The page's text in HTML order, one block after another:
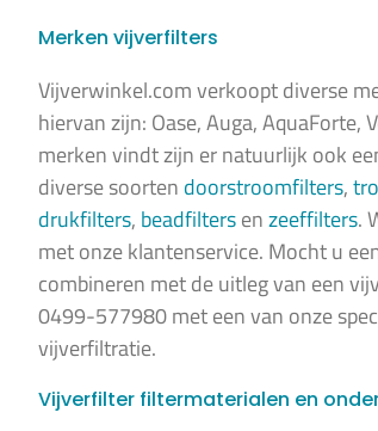
Merken vijverfilters
Vijverwinkel.com verkoopt diverse
hiervan zijn: Oase, Auga, AquaForte,
merken vindt zijn er natuurlijk ook
diverse soorten doorstroomfilters,
drukfilters, beadfiltersenzeeffilters.
met onze klantenservice. Mocht u
combineren met de uitleg van een
0499-577980 met een van onze
vijverfiltratie.
Vijverfilter filtermaterialen en